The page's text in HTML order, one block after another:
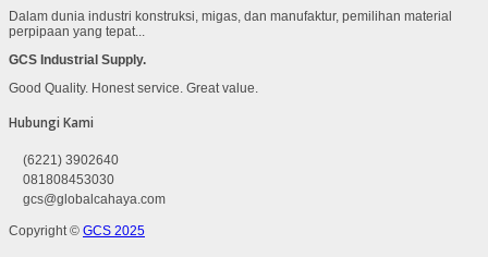
Dalam dunia industri konstruksi, migas, dan manufaktur, pemilihan material
perpipaan yang tepat...
GCS Industrial Supply.
Good Quality. Honest service. Great value.
Hubungi Kami
(6221) 3902640
081808453030
gcs@globalcahaya.com
Copyright © GCS 2025